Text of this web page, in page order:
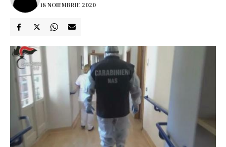
18 NOIEMBRIE 2020